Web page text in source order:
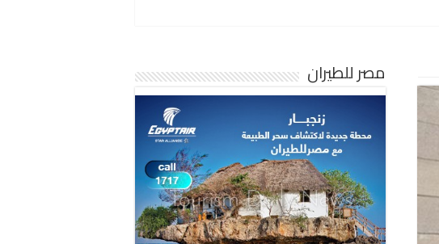
مصر للطيران